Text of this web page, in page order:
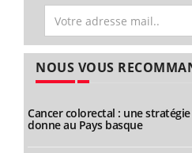
NOUS VOUS
Cancer colorectal : une
donne au Pays basque